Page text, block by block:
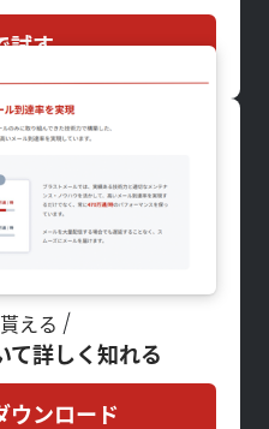
試す
える
て詳しく知れる
ウンロード